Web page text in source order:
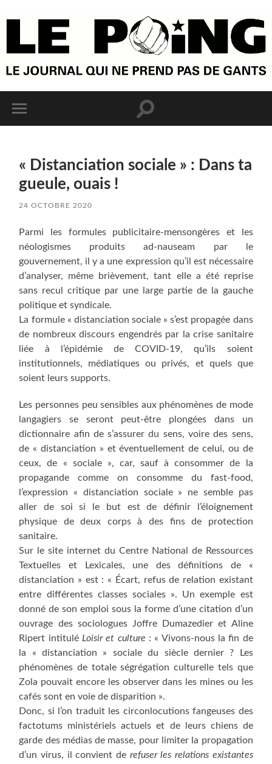
« Distanciation sociale » : Dans ta
gueule, ouais !
24 OCTOBRE 2020
Parmi les formules publicitaire-mensongères et les
néologismes produits ad-nauseam par le
gouvernement, il y a une expression qu’il est nécessaire
d’analyser, même brièvement, tant elle a été reprise
sans recul critique par une large partie de la gauche
politique et syndicale.
La formule « distanciation sociale » s’est propagée dans
de nombreux discours engendrés par la crise sanitaire
liée à l’épidémie de COVID-19, qu’ils soient
institutionnels, médiatiques ou privés, et quels que
soient leurs supports.
Les personnes peu sensibles aux phénomènes de mode
langagiers se seront peut-être plongées dans un
dictionnaire afin de s’assurer du sens, voire des sens,
de « distanciation » et éventuellement de celui, ou de
ceux, de « sociale », car, sauf à consommer de la
propagande comme on consomme du fast-food,
l’expression « distanciation sociale » ne semble pas
aller de soi si le but est de définir l’éloignement
physique de deux corps à des fins de protection
sanitaire.
Sur le site internet du Centre National de Ressources
Textuelles et Lexicales, une des définitions de «
distanciation » est : « Écart, refus de relation existant
entre différentes classes sociales ». Un exemple est
donné de son emploi sous la forme d’une citation d’un
ouvrage des sociologues Joffre Dumazedier et Aline
Ripert intitulé Loisir et culture : « Vivons-nous la fin de
la « distanciation » sociale du siècle dernier ? Les
phénomènes de totale ségrégation culturelle tels que
Zola pouvait encore les observer dans les mines ou les
cafés sont en voie de disparition ».
Donc, si l’on traduit les circonlocutions fangeuses des
factotums ministériels actuels et de leurs chiens de
garde des médias de masse, pour limiter la propagation
d’un virus, il convient de refuser les relations existantes